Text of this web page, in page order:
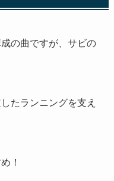
の曲ですが、サビの
たランニングを支え
！